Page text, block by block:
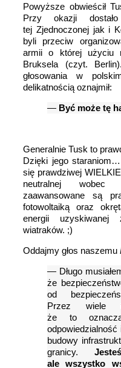
Powyższe obwieścił
Przy okazji
tej Zjednoczonej jak i
byli przeciw
armii o której użyciu
Bruksela (czyt.
głosowania w
delikatnością oznajmił:
— Być może tę
Generalnie Tusk to
Dzięki jego
się prawdziwej
neutralnej
zaawansowane są
fotowoltaiką oraz
energii
wiatraków. ;)
Oddajmy głos naszemu
— Długo
że
od
Przez wiele
że to
budowy
granicy.
ale wszystko